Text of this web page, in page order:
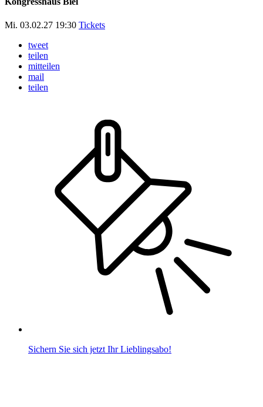
Mi. 03.02.27 19:30 Tickets
tweet
teilen
mitteilen
mail
teilen
Sichern Sie sich jetzt Ihr Lieblingsabo!